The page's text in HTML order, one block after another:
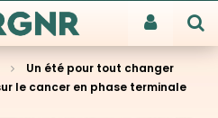
Un été pour tout changer
le cancer en phase terminale